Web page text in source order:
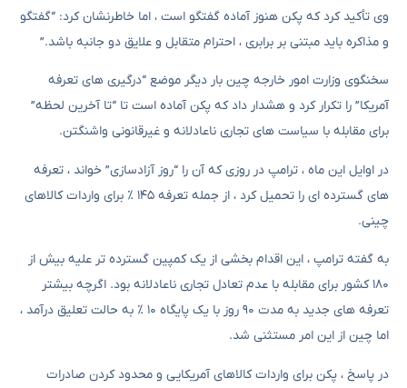
وی تأکید کرد که پکن هنوز آماده گفتگو است ، اما خاطرنشان کرد: “گفتگو
و مذاکره باید مبتنی بر برابری ، احترام متقابل و علایق دو جانبه باشد.”
سخنگوی وزارت امور خارجه چین بار دیگر موضع “درگیری های تعرفه
آمریکا” را تکرار کرد و هشدار داد که پکن آماده است تا “تا آخرین لحظه”
برای مقابله با سیاست های تجاری ناعادلانه و غیرقانونی واشنگتن.
در اوایل این ماه ، ترامپ در روزی که آن را “روز آزادسازی” خواند ، تعرفه
های گسترده ای را تحمیل کرد ، از جمله تعرفه ۱۴۵ ٪ برای واردات کالاهای
چینی.
به گفته ترامپ ، این اقدام بخشی از یک کمپین گسترده تر علیه بیش از
۱۸۰ کشور برای مقابله با عدم تعادل تجاری ناعادلانه بود. اگرچه بیشتر
تعرفه های جدید به مدت ۹۰ روز با یک پایگاه ۱۰ ٪ به حالت تعلیق درآمد ،
اما چین از این امر مستثنی شد.
در پاسخ ، پکن برای واردات کالاهای آمریکایی و محدود کردن صادرات